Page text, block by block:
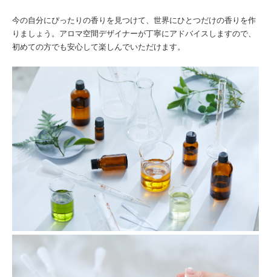
今の自分にぴったりの香りを見つけて、世界にひとつだけの香りを作
りましょう。アロマ空間デザイナーが丁寧にアドバイスしますので、
初めての方でも安心して楽しんでいただけます。